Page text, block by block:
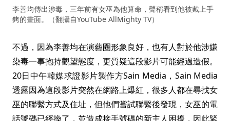
李善均傳出涉毒，三年前有女巫為他算命，聲稱看到他被戴上手
銬的畫面。（翻攝自YouTube AllMighty TV）
不過，因為李善均在演藝圈形象良好，也有人對於他涉嫌
染毒一事抱持觀望態度，更質疑這段影片可能經過造假。
20日中午韓媒求證影片製作方Sain Media，Sain Media
透露因為這段影片突然在網路上爆紅，很多人都在尋找女
巫的聯繫方式及住址，但他們嘗試聯繫後發現，女巫的電
話號碼已經換了，並造成接手號碼的新主人困擾，因此緊